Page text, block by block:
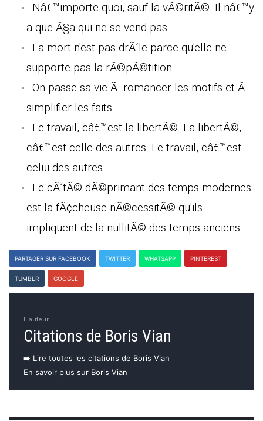
Nâ€™importe quoi, sauf la vÃ©ritÃ©. Il nâ€™y
a que Ã§a qui ne se vend pas.
La mort n'est pas drÃ´le parce qu'elle ne
supporte pas la rÃ©pÃ©tition.
On passe sa vie Ã romancer les motifs et Ã
simplifier les faits.
Le travail, câ€™est la libertÃ©. La libertÃ©,
câ€™est celle des autres. Le travail, câ€™est
celui des autres.
Le cÃ´tÃ© dÃ©primant des temps modernes
est la fÃ¢cheuse nÃ©cessitÃ© qu'ils
impliquent de la nullitÃ© des temps anciens.
PARTAGER SUR FACEBOOK TWITTER WHATSAPP PINTEREST
TUMBLR GOOGLE
L'auteur
Citations de Boris Vian
➡️ Lire toutes les citations de Boris Vian
En savoir plus sur Boris Vian